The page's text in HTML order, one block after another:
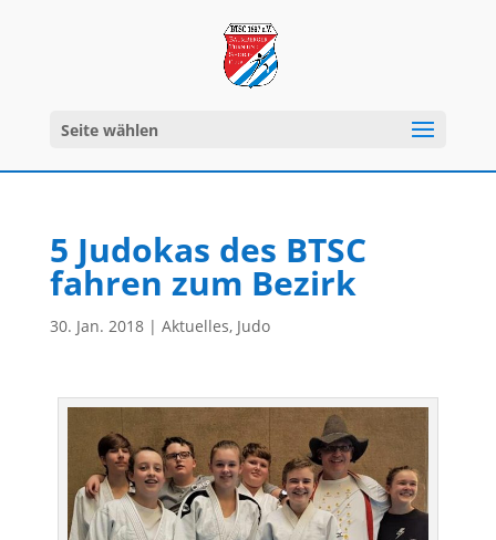
Seite wählen
5 Judokas des BTSC
fahren zum Bezirk
30. Jan. 2018| Aktuelles, Judo